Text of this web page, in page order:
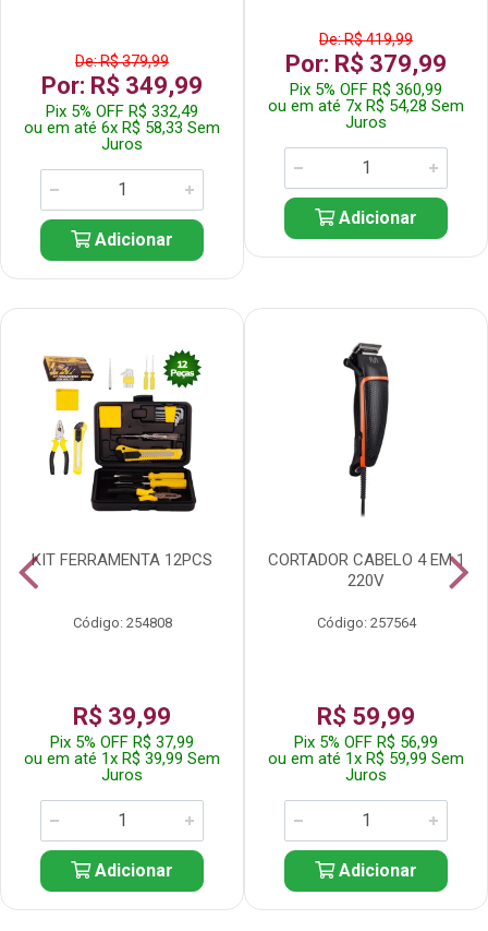
De: R$ 379,99
Por: R$ 349,99
Pix 5% OFF R$ 332,49
ou em até 6x R$ 58,33 Sem
Juros
Adicionar
De: R$ 419,99
Por: R$ 379,99
Pix 5% OFF R$ 360,99
ou em até 7x R$ 54,28 Sem
Juros
Adicionar
KIT FERRAMENTA 12PCS
Código: 254808
R$ 39,99
Pix 5% OFF R$ 37,99
ou em até 1x R$ 39,99 Sem
Juros
Adicionar
CORTADOR CABELO 4 EM 1
220V
Código: 257564
R$ 59,99
Pix 5% OFF R$ 56,99
ou em até 1x R$ 59,99 Sem
Juros
Adicionar